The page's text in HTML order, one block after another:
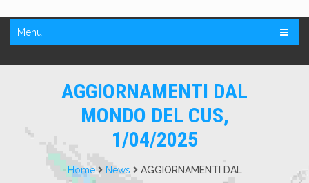
Menu
AGGIORNAMENTI DAL
MONDO DEL CUS,
1/04/2025
Home News
AGGIORNAMENTI DAL